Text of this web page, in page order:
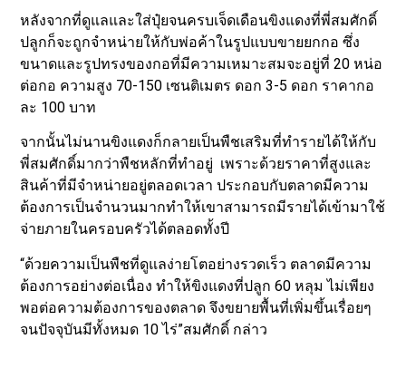
หลังจากที่ดูแลและใส่ปุ๋ยจนครบเจ็ดเดือนขิงแดงที่พี่สมศักดิ์
ปลูกก็จะถูกจำหน่ายให้กับพ่อค้าในรูปแบบขายยกกอ ซึ่ง
ขนาดและรูปทรงของกอที่มีความเหมาะสมจะอยู่ที่ 20 หน่อ
ต่อกอ ความสูง 70-150 เซนติเมตร ดอก 3-5 ดอก ราคากอ
ละ 100 บาท
จากนั้นไม่นานขิงแดงก็กลายเป็นพืชเสริมที่ทำรายได้ให้กับ
พี่สมศักดิ์มากว่าพืชหลักที่ทำอยู่ เพราะด้วยราคาที่สูงและ
สินค้าที่มีจำหน่ายอยู่ตลอดเวลา ประกอบกับตลาดมีความ
ต้องการเป็นจำนวนมากทำให้เขาสามารถมีรายได้เข้ามาใช้
จ่ายภายในครอบครัวได้ตลอดทั้งปี
“ด้วยความเป็นพืชที่ดูแลง่ายโตอย่างรวดเร็ว ตลาดมีความ
ต้องการอย่างต่อเนื่อง ทำให้ขิงแดงที่ปลูก 60 หลุม ไม่เพียง
พอต่อความต้องการของตลาด จึงขยายพื้นที่เพิ่มขึ้นเรื่อยๆ
จนปัจจุบันมีทั้งหมด 10 ไร่”สมศักดิ์ กล่าว